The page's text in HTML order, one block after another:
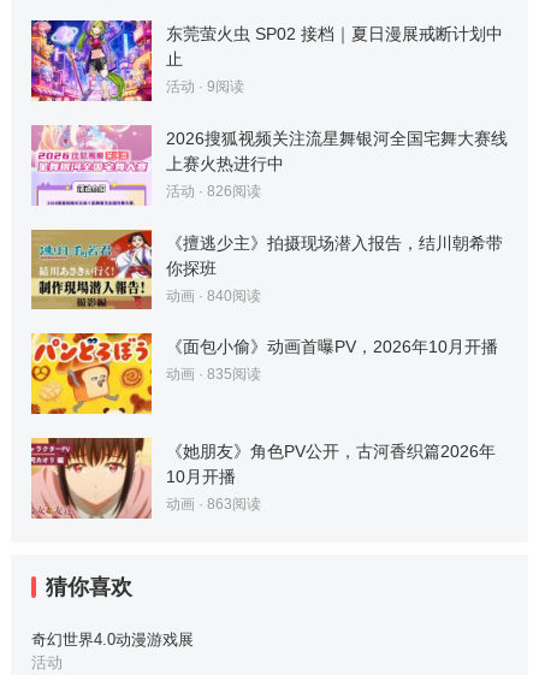
东莞萤火虫 SP02 接档｜夏日漫展戒断计划中
止
活动 · 9阅读
2026搜狐视频关注流星舞银河全国宅舞大赛线
上赛火热进行中
活动 · 826阅读
《擅逃少主》拍摄现场潜入报告，结川朝希带
你探班
动画· 840阅读
《面包小偷》动画首曝PV，2026年10月开播
动画· 835阅读
《她朋友》角色PV公开，古河香织篇2026年
10月开播
动画· 863阅读
猜你喜欢
奇幻世界4.0动漫游戏展
活动